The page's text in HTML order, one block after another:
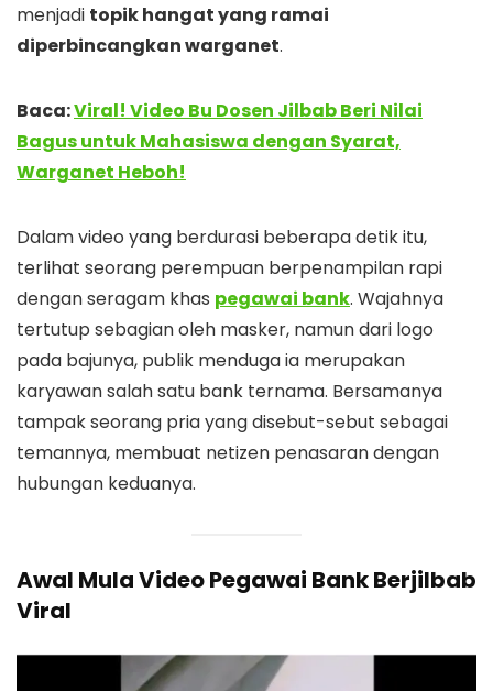
menjadi topik hangat yang ramai
diperbincangkan warganet.
Baca:Viral! Video Bu Dosen Jilbab Beri Nilai
Bagus untuk Mahasiswa dengan Syarat,
Warganet Heboh!
Dalam video yang berdurasi beberapa detik itu,
terlihat seorang perempuan berpenampilan rapi
dengan seragam khas pegawai bank. Wajahnya
tertutup sebagian oleh masker, namun dari logo
pada bajunya, publik menduga ia merupakan
karyawan salah satu bank ternama. Bersamanya
tampak seorang pria yang disebut-sebut sebagai
temannya, membuat netizen penasaran dengan
hubungan keduanya.
Awal Mula Video Pegawai Bank Berjilbab
Viral